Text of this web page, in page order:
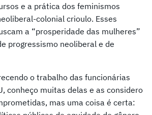
e a prática dos feminismos
colonial crioulo. Esses
a “prosperidade das mulheres”
progressismo neoliberal e de
o trabalho das funcionárias
conheço muitas delas e as considero
mas uma coisa é certa: